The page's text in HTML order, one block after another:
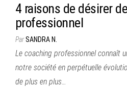
4 raisons de désirer
professionnel
ParSANDRA N.
Le coaching professionnel connaît
notre société en perpétuelle
de plus en plus…